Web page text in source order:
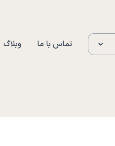
وبلاگ تماس با ما